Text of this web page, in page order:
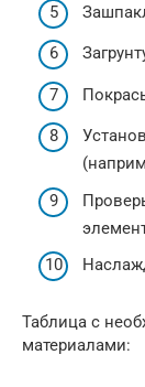
Таблица с
материалами: